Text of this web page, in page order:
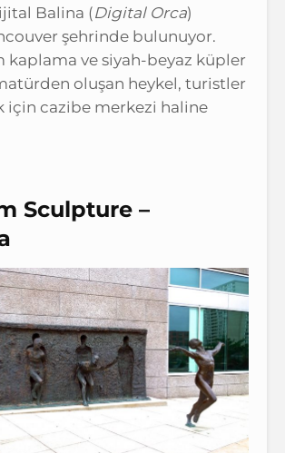
Balina (Digital Orca)
şehrinde bulunuyor.
kaplama ve siyah-beyaz küpler
oluşan heykel, turistler
için cazibe merkezi haline
Sculpture –